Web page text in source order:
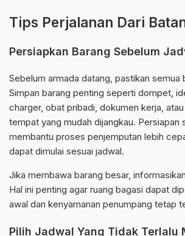
Tips Perjalanan Dari
Persiapkan Barang Sebelum
Sebelum armada datang, pastikan semua
Simpan barang penting seperti dompet,
charger, obat pribadi, dokumen kerja,
tempat yang mudah dijangkau. Persiapan
membantu proses penjemputan lebih
dapat dimulai sesuai jadwal.
Jika membawa barang besar,
Hal ini penting agar ruang bagasi dapat
awal dan kenyamanan penumpang tetap
Pilih Jadwal Yang Tidak Terlalu